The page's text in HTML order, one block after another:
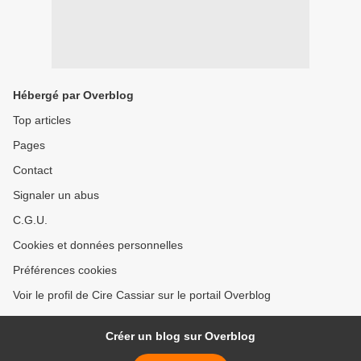
Hébergé par Overblog
Top articles
Pages
Contact
Signaler un abus
C.G.U.
Cookies et données personnelles
Préférences cookies
Voir le profil de Cire Cassiar sur le portail Overblog
Créer un blog sur Overblog